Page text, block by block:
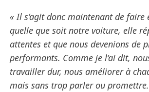
« Il s’agit donc maintenant de faire
quelle que soit notre voiture, elle
attentes et que nous devenions de
performants. Comme je l’ai dit,
travailler dur, nous améliorer à
mais sans trop parler ou